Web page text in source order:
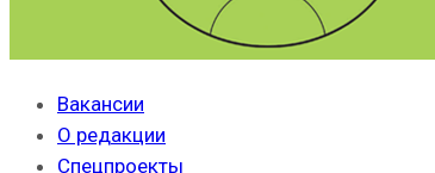
Вакансии
О редакции
Спецпроекты